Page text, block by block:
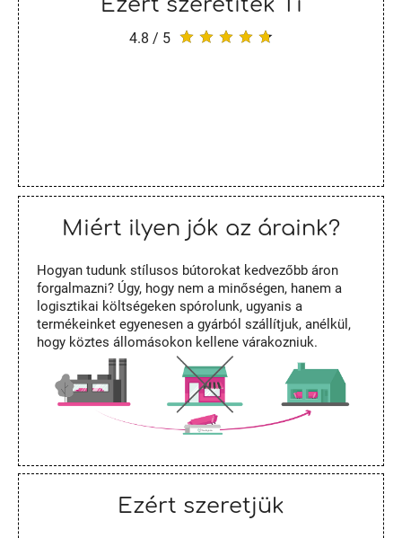
Ezért szeretitek Ti
4.8 / 5
Miért ilyen jók az áraink?
Hogyan tudunk stílusos bútorokat kedvezőbb áron
forgalmazni? Úgy, hogy nem a minőségen, hanem a
logisztikai költségeken spórolunk, ugyanis a
termékeinket egyenesen a gyárból szállítjuk, anélkül,
hogy köztes állomásokon kellene várakozniuk.
Ezért szeretjük